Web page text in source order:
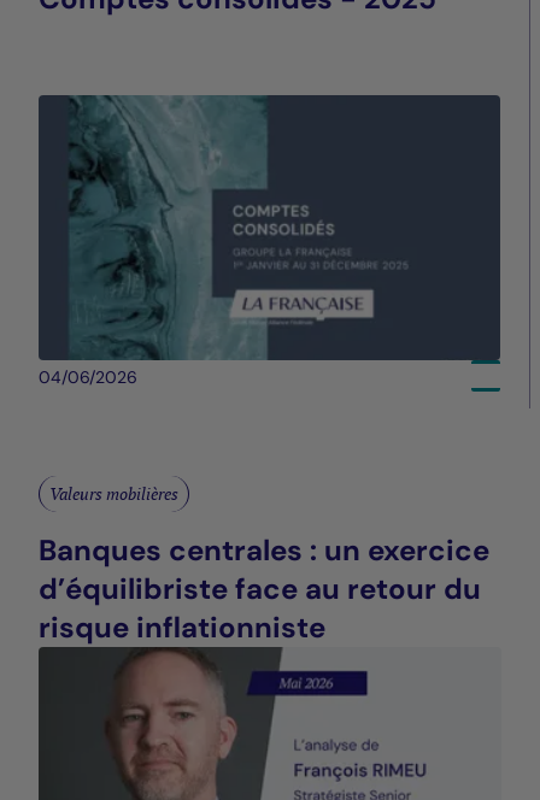
04/06/2026
Valeurs mobilières
Banques centrales : un exercice
d’équilibriste face au retour du
risque inflationniste